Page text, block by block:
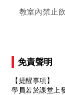
教室內禁止
免責聲明
【提醒事項】
學員若於課堂上